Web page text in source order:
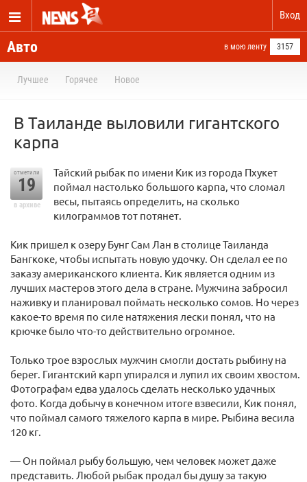
Вход
Авто в мою ленту 3157
Лучшее Горячее Новое
В Таиланде выловили гигантского
карпа
отметили
19
в архиве
Тайский рыбак по имени Кик из города Пхукет
поймал настолько большого карпа, что сломал
весы, пытаясь определить, на сколько
килограммов тот потянет.
Кик пришел к озеру Бунг Сам Лан в столице Таиланда
Бангкоке, чтобы испытать новую удочку. Он сделал ее по
заказу американского клиента. Кик является одним из
лучших мастеров этого дела в стране. Мужчина забросил
наживку и планировал поймать несколько сомов. Но через
какое-то время по силе натяжения лески понял, что на
крючке было что-то действительно огромное.
Только трое взрослых мужчин смогли достать рыбину на
берег. Гигантский карп упирался и лупил их своим хвостом.
Фотографам едва удалось сделать несколько удачных
фото. Когда добычу в конечном итоге взвесили, Кик понял,
что поймал самого тяжелого карпа в мире. Рыбина весила
120 кг.
— Он поймал рыбу большую, чем человек может даже
представить. Любой рыбак продал бы душу за такую